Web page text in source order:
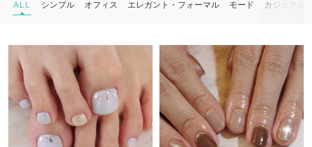
ALL シンプル オフィス エレガント・フォーマル モード カジュアル